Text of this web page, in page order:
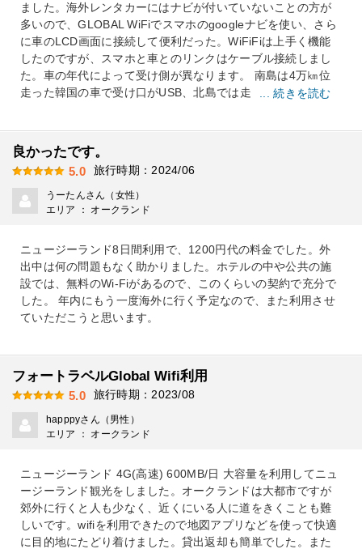
ました。海外レンタカーにはナビが付いていないことの方が
多いので、GLOBAL WiFiでスマホのgoogleナビを使い、さら
に車のLCD画面に接続して便利だった。WiFiFiは上手く機能
したのですが、スマホと車とのリンクはケーブル接続しまし
た。車の年代によって受け側が異なります。 南島は4万㎞位
走った韓国の車で受け口がUSB、北島では走
... 続きを読む
良かったです。
5.0 旅行時期：2024/06
うーたんさん（女性）
エリア ： オークランド
ニュージーランド8日間利用で、1200円代の料金でした。外
出中は何の問題もなく助かりました。ホテルの中や公共の施
設では、無料のWi-Fiがあるので、このくらいの契約で充分で
した。 年内にもう一度海外に行く予定なので、また利用させ
ていただこうと思います。
フォートラベルGlobal Wifi利用
5.0 旅行時期：2023/08
happpyさん（男性）
エリア ： オークランド
ニュージーランド 4G(高速) 600MB/日 大容量を利用してニュ
ージーランド観光をしました。オークランドは大都市ですが
郊外に行くと人も少なく、近くにいる人に道をきくことも難
しいです。wifiを利用できたので地図アプリなどを使って快適
に目的地にたどり着けました。貸出返却も簡単でした。また